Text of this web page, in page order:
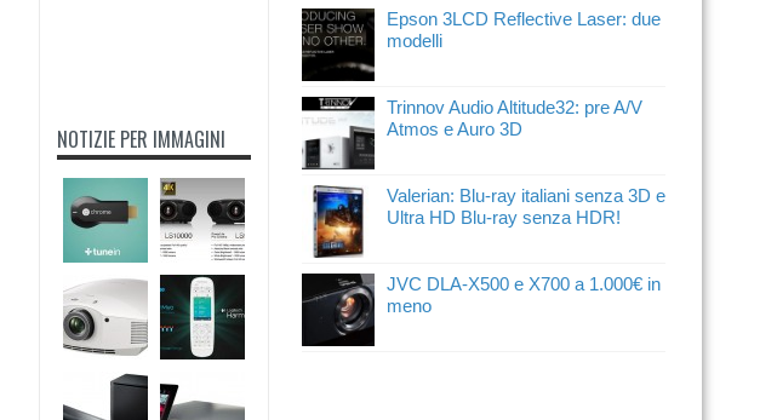
NOTIZIE PER IMMAGINI
Epson 3LCD Reflective Laser: due
modelli
Trinnov Audio Altitude32: pre A/V
Atmos e Auro 3D
Valerian: Blu-ray italiani senza 3D e
Ultra HD Blu-ray senza HDR!
JVC DLA-X500 e X700 a 1.000€ in
meno